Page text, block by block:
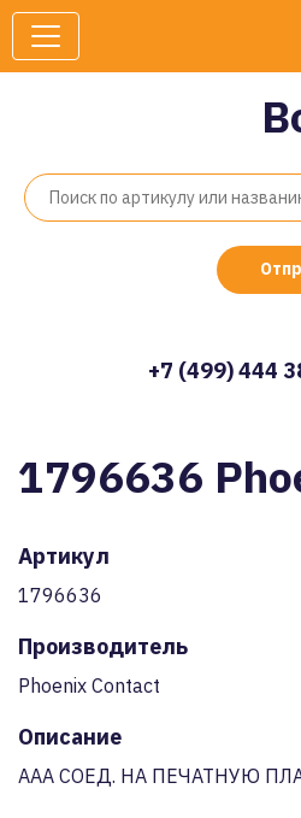
+7 (499) 444
1796636
Артикул
1796636
Производитель
Phoenix Contact
Описание
AAA СОЕД. НА ПЕЧАТНУЮ